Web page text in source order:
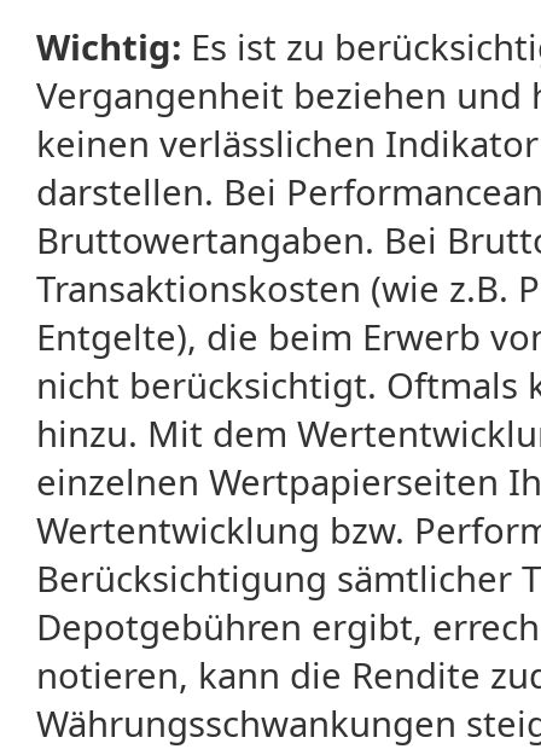
Wichtig: Es ist zu
Vergangenheit beziehen
keinen verlässlichen
darstellen. Bei
Bruttowertangaben. Bei
Transaktionskosten (wie z.B.
Entgelte), die beim Erwerb
nicht berücksichtigt. Oftmals
hinzu. Mit dem
einzelnen Wertpapierseiten
Wertentwicklung bzw.
Berücksichtigung sämtlicher
Depotgebühren ergibt,
notieren, kann die Rendite
Währungsschwankungen